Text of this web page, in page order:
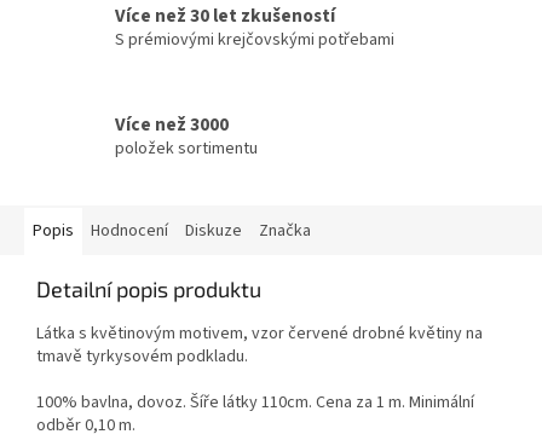
Více než 30 let zkušeností
S prémiovými krejčovskými potřebami
Více než 3000
položek sortimentu
Popis Hodnocení Diskuze Značka
Detailní popis produktu
Látka s květinovým motivem, vzor červené drobné květiny na
tmavě tyrkysovém podkladu.
100% bavlna, dovoz. Šíře látky 110cm. Cena za 1 m. Minimální
odběr 0,10 m.